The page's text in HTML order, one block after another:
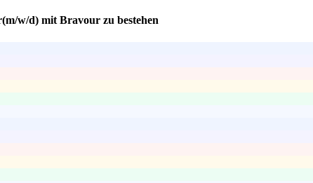
w/d) mit Bravour zu bestehen